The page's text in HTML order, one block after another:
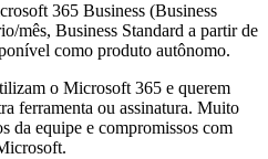
365 Business (Business
mês, Business Standard a partir de
como produto autônomo.
o Microsoft 365 e querem
ferramenta ou assinatura. Muito
da equipe e compromissos com